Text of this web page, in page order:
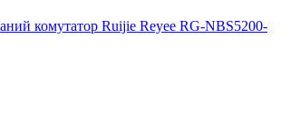
комутатор Ruijie Reyee RG-NBS5200-